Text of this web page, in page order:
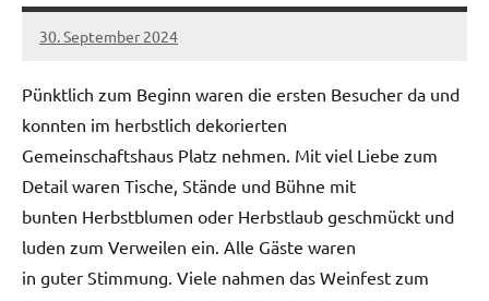
30. September 2024
Adrian
Pünktlich zum Beginn waren die ersten Besucher da und
konnten im herbstlich dekorierten
Gemeinschaftshaus Platz nehmen. Mit viel Liebe zum
Detail waren Tische, Stände und Bühne mit
bunten Herbstblumen oder Herbstlaub geschmückt und
luden zum Verweilen ein. Alle Gäste waren
in guter Stimmung. Viele nahmen das Weinfest zum